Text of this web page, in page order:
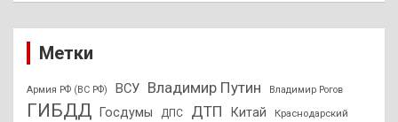
Метки
Армия РФ (ВС РФ) ВСУ Владимир Путин Владимир Рогов
ГИБДД Госдумы ДПС ДТП Китай Краснодарский